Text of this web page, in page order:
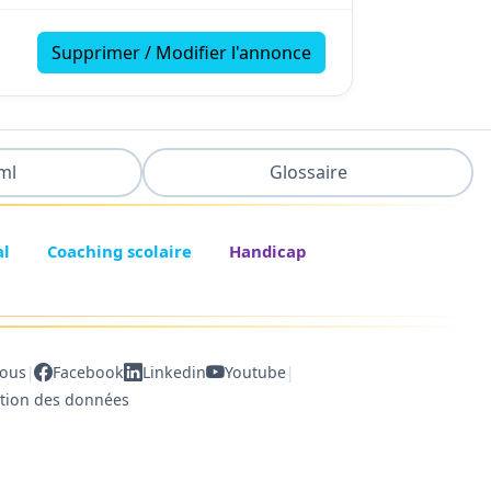
Supprimer / Modifier l'annonce
Glossaire
Coaching scolaire Handicap
| Facebook Linkedin Youtube|
des données